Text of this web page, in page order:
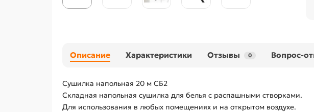
Описание Характеристики Отзывы 0 Вопрос-
Сушилка напольная 20 м СБ2
Складная напольная сушилка для белья с распашными створками.
Для использования в любых помещениях и на открытом воздухе.